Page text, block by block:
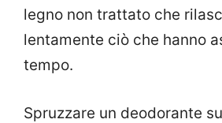
legno non trattato che
lentamente ciò che hanno
tempo.
Spruzzare un deodorante